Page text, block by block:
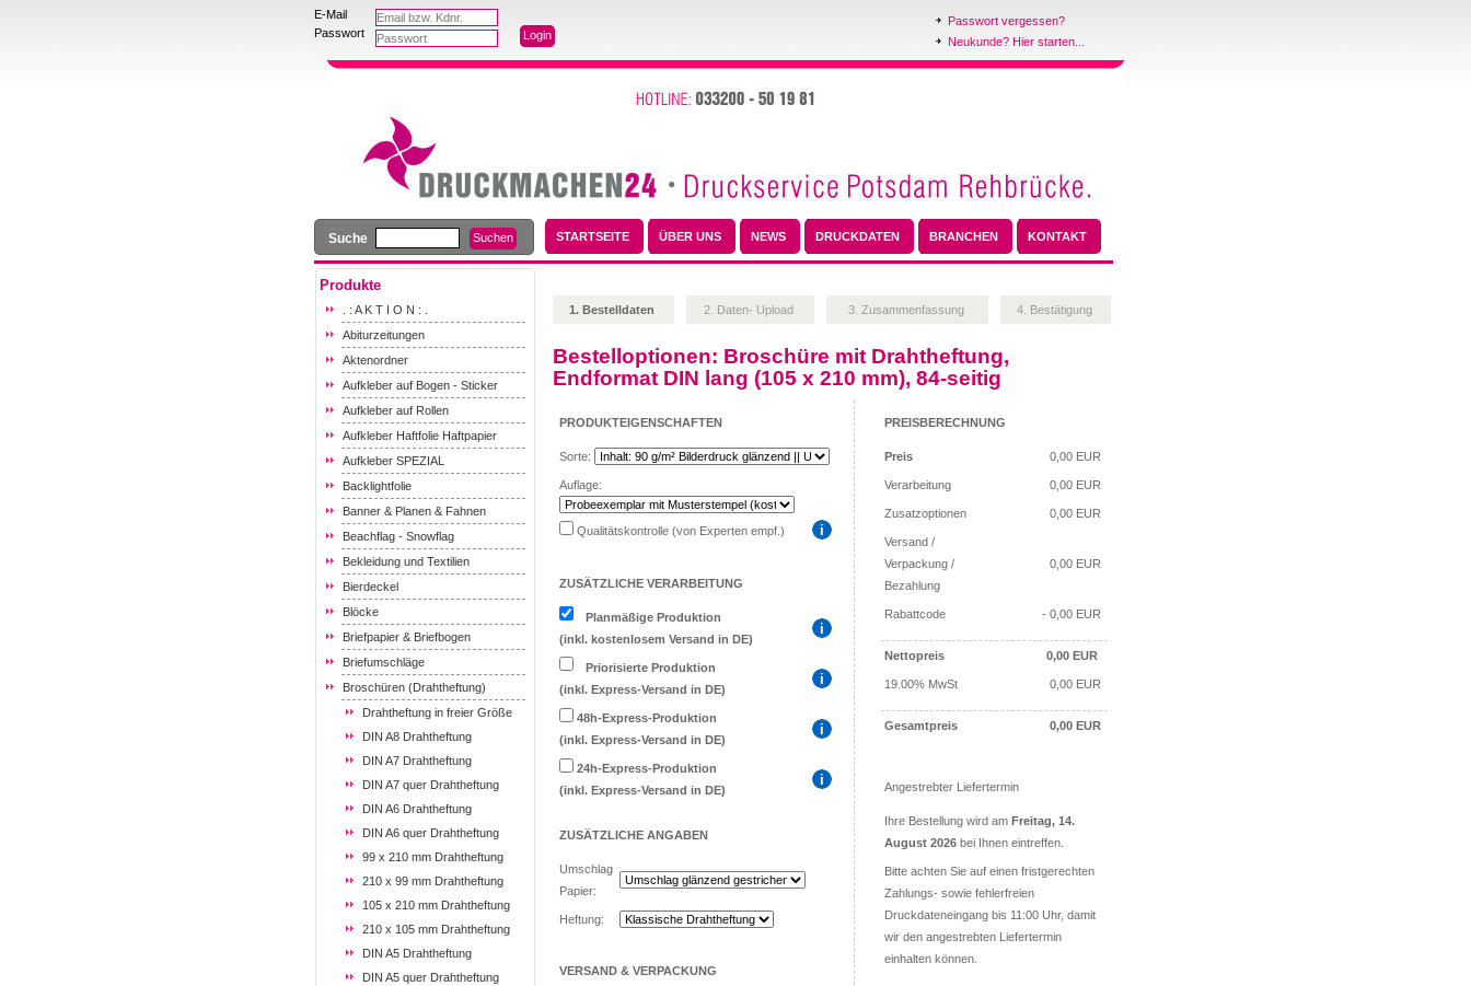
E-Mail
Passwort
Passwort vergessen?
Neukunde? Hier starten...
Suche STARTSEITE ÜBER UNS NEWS DRUCKDATEN BRANCHEN KONTAKT
Produkte
. : A K T I O N : .
Abiturzeitungen
Aktenordner
Aufkleber auf Bogen - Sticker
Aufkleber auf Rollen
Aufkleber Haftfolie Haftpapier
Aufkleber SPEZIAL
Backlightfolie
Banner & Planen & Fahnen
Beachflag - Snowflag
Bekleidung und Textilien
Bierdeckel
Blöcke
Briefpapier & Briefbogen
Briefumschläge
Broschüren (Drahtheftung)
Drahtheftung in freier Größe
DIN A8 Drahtheftung
DIN A7 Drahtheftung
DIN A7 quer Drahtheftung
DIN A6 Drahtheftung
DIN A6 quer Drahtheftung
99 x 210 mm Drahtheftung
210 x 99 mm Drahtheftung
105 x 210 mm Drahtheftung
210 x 105 mm Drahtheftung
DIN A5 Drahtheftung
DIN A5 quer Drahtheftung
1. Bestelldaten 2. Daten- Upload 3. Zusammenfassung 4. Bestätigung
Bestelloptionen: Broschüre mit Drahtheftung,
Endformat DIN lang (105 x 210 mm), 84-seitig
PRODUKTEIGENSCHAFTEN
Sorte:
Auflage:
Qualitätskontrolle (von Experten empf.)
ZUSÄTZLICHE VERARBEITUNG
Planmäßige Produktion
(inkl. kostenlosem Versand in DE)
Priorisierte Produktion
(inkl. Express-Versand in DE)
48h-Express-Produktion
(inkl. Express-Versand in DE)
24h-Express-Produktion
(inkl. Express-Versand in DE)
ZUSÄTZLICHE ANGABEN
Umschlag
Papier:
Heftung:
VERSAND & VERPACKUNG
PREISBERECHNUNG
Preis 0,00 EUR
Verarbeitung 0,00 EUR
Zusatzoptionen 0,00 EUR
Versand /
Verpackung /
Bezahlung
0,00 EUR
Rabattcode - 0,00 EUR
Nettopreis 0,00 EUR
19.00% MwSt 0,00 EUR
Gesamtpreis 0,00 EUR
Angestrebter Liefertermin
Ihre Bestellung wird am Freitag, 14.
August 2026 bei Ihnen eintreffen.
Bitte achten Sie auf einen fristgerechten
Zahlungs- sowie fehlerfreien
Druckdateneingang bis 11:00 Uhr, damit
wir den angestrebten Liefertermin
einhalten können.